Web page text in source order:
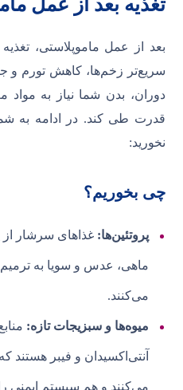
تغذیه بعد از عمل
بعد از عمل ماموپلاستی،
سریع‌تر زخم‌ها، کاهش تورم و
دوران، بدن شما نیاز به مواد
قدرت طی کند. در ادامه به
نخورید:
چی بخوریم؟
پروتئین‌ها: غذاهای سرشار از
ماهی، عدس و سویا به
می‌کنند.
میوه‌ها و سبزیجات تازه:
آنتی‌اکسیدان و فیبر
می‌کنند و هم سیستم ایمنی